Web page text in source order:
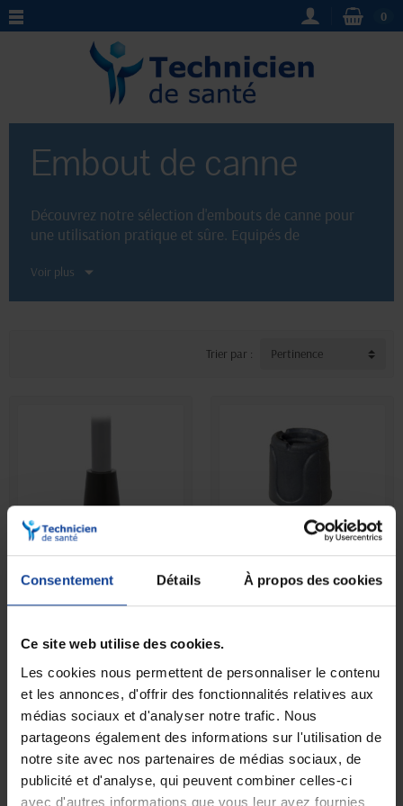
Consentement Détails À propos des cookies
Ce site web utilise des cookies.
Les cookies nous permettent de personnaliser le contenu
et les annonces, d'offrir des fonctionnalités relatives aux
médias sociaux et d'analyser notre trafic. Nous
partageons également des informations sur l'utilisation de
notre site avec nos partenaires de médias sociaux, de
publicité et d'analyse, qui peuvent combiner celles-ci
avec d'autres informations que vous leur avez fournies
0
Embout de canne
Découvrez notre sélection d'embouts de canne pour
une utilisation pratique et sûre. Equipés de
optimale, nos embouts de canne conviennent à tous
sur notre site pour trouver l'embout de canneadapté
Voir plus
Trier par : Pertinence
EN STOCK
Embout stabilisateur -
Diamètre 18mm
8,50 €
EN STOCK
Embase canne
1,90 €